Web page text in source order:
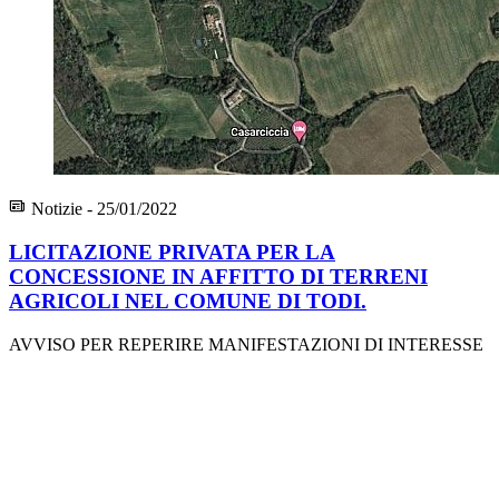
Notizie - 25/01/2022
LICITAZIONE PRIVATA PER LA
CONCESSIONE IN AFFITTO DI TERRENI
AGRICOLI NEL COMUNE DI TODI.
AVVISO PER REPERIRE MANIFESTAZIONI DI INTERESSE